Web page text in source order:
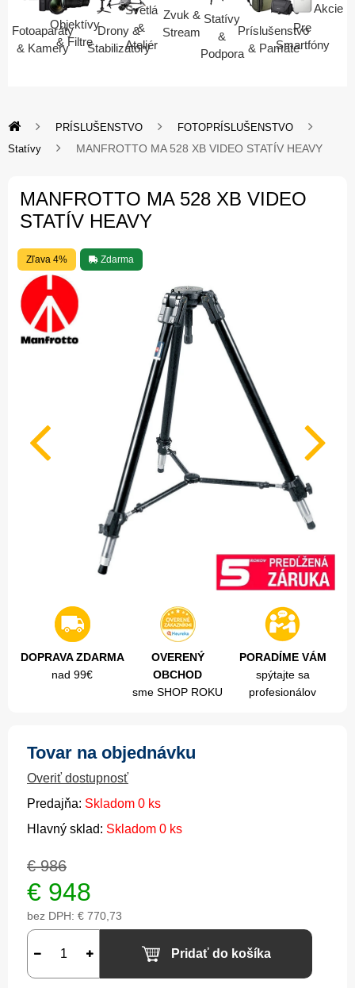
Fotoaparáty
& Kamery
Objektívy
& Filtre
Drony &
Stabilizátory
Svetlá
&
Ateliér
Zvuk &
Stream
Statívy
&
Podpora
Príslušenstvo
& Pamäte
Pre
Smartfóny
Akcie
PRÍSLUŠENSTVO
FOTOPRÍSLUŠENSTVO
Statívy
MANFROTTO MA 528 XB VIDEO STATÍV HEAVY
MANFROTTO MA 528 XB VIDEO
STATÍV HEAVY
Zľava 4% Zdarma
DOPRAVA ZDARMA
nad 99€
OVERENÝ
OBCHOD
sme SHOP ROKU
PORADÍME VÁM
spýtajte sa
profesionálov
Tovar na objednávku
Overiť dostupnosť
Predajňa: Skladom 0 ks
Hlavný sklad: Skladom 0 ks
€ 986
€ 948
bez DPH: € 770,73
Pridať do košíka